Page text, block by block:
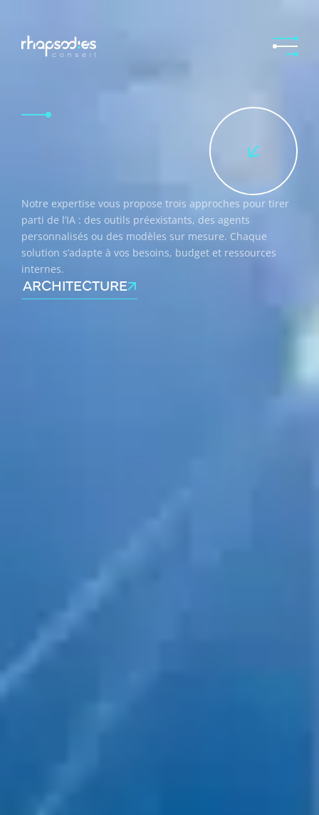
Notre expertise vous propose trois approches pour tirer
parti de l’IA : des outils préexistants, des agents
personnalisés ou des modèles sur mesure. Chaque
solution s’adapte à vos besoins, budget et ressources
internes.
ARCHITECTURE